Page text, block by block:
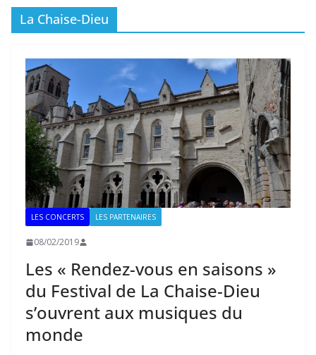
La Chaise-Dieu
LES CONCERTS LES PARTENAIRES
08/02/2019
Les « Rendez-vous en saisons »
du Festival de La Chaise-Dieu
s’ouvrent aux musiques du
monde